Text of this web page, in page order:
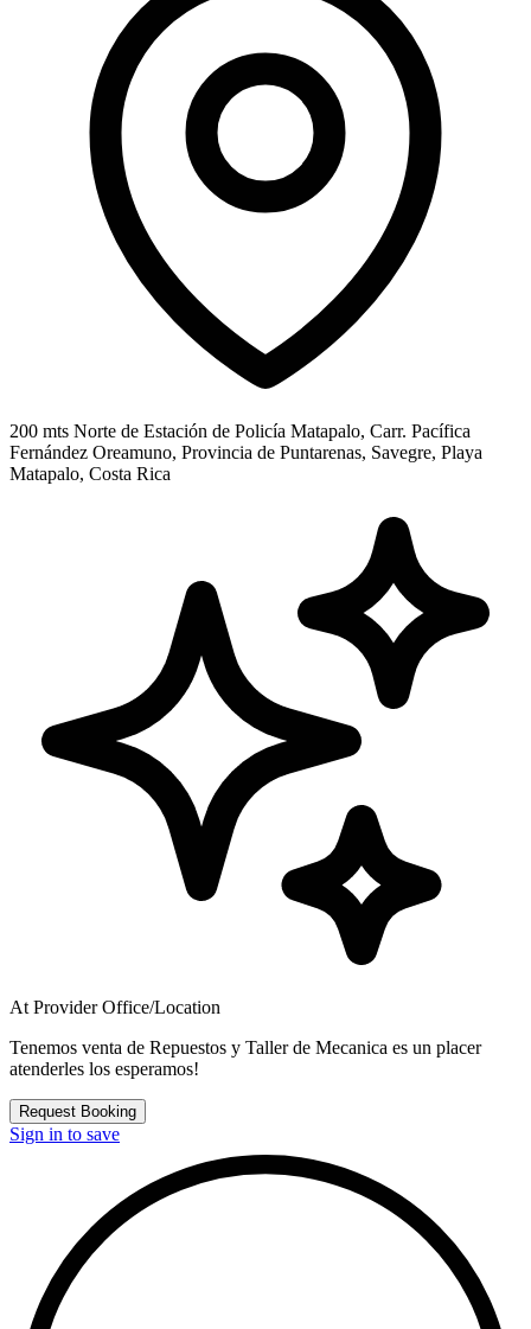
200 mts Norte de Estación de Policía Matapalo, Carr. Pacífica
Fernández Oreamuno, Provincia de Puntarenas, Savegre, Playa
Matapalo, Costa Rica
At Provider Office/Location
Tenemos venta de Repuestos y Taller de Mecanica es un placer
atenderles los esperamos!
Request Booking
Sign in to save